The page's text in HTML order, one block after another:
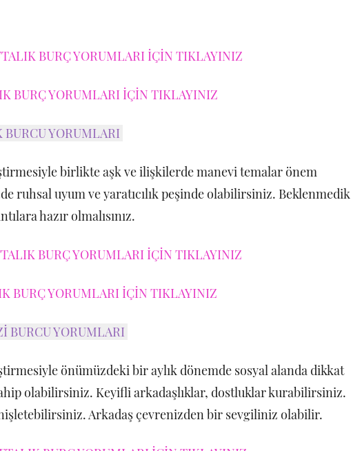
BURÇ YORUMLARI İÇİN TIKLAYINIZ
BURÇ YORUMLARI İÇİN TIKLAYINIZ
BURCU YORUMLARI
birlikte aşk ve ilişkilerde manevi temalar önem
ruhsal uyum ve yaratıcılık peşinde olabilirsiniz. Beklenmedik
hazır olmalısınız.
BURÇ YORUMLARI İÇİN TIKLAYINIZ
BURÇ YORUMLARI İÇİN TIKLAYINIZ
BURCU YORUMLARI
önümüzdeki bir aylık dönemde sosyal alanda dikkat
olabilirsiniz. Keyifli arkadaşlıklar, dostluklar kurabilirsiniz.
Arkadaş çevrenizden bir sevgiliniz olabilir.